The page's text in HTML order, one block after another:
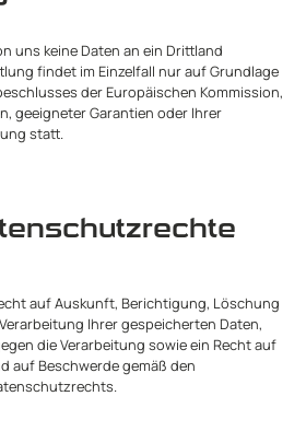
uns keine Daten an ein Drittland
findet im Einzelfall nur auf Grundlage
der Europäischen Kommission,
geeigneter Garantien oder Ihrer
statt.
auf Auskunft, Berichtigung, Löschung
Ihrer gespeicherten Daten,
die Verarbeitung sowie ein Recht auf
auf Beschwerde gemäß den